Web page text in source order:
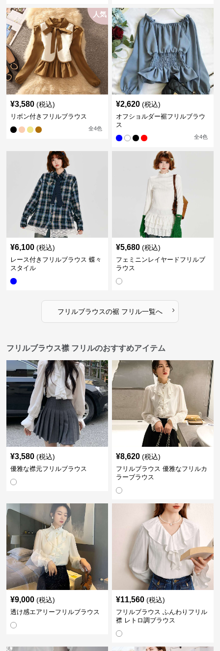
人気
¥3,580 (税込)
リボン付きフリルブラウス
全4色
¥2,620 (税込)
オフショルダー裾フリルブラウ
ス
全4色
¥6,100 (税込)
レース付きフリルブラウス 蝶々
スタイル
¥5,680 (税込)
フェミニンレイヤードフリルブ
ラウス
フリルブラウスの裾 フリル一覧へ ›
フリルブラウス襟 フリルのおすすめアイテム
¥3,580 (税込)
優雅な襟元フリルブラウス
¥8,620 (税込)
フリルブラウス 優雅なフリルカ
ラーブラウス
¥9,000 (税込)
透け感エアリーフリルブラウス
¥11,560 (税込)
フリルブラウス ふんわりフリル
襟 レトロ調ブラウス